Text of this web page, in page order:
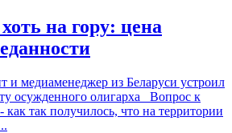
на гору: цена
и медиаменеджер из Беларуси устроил
осужденного олигарха Вопрос к
как так получилось, что на территории